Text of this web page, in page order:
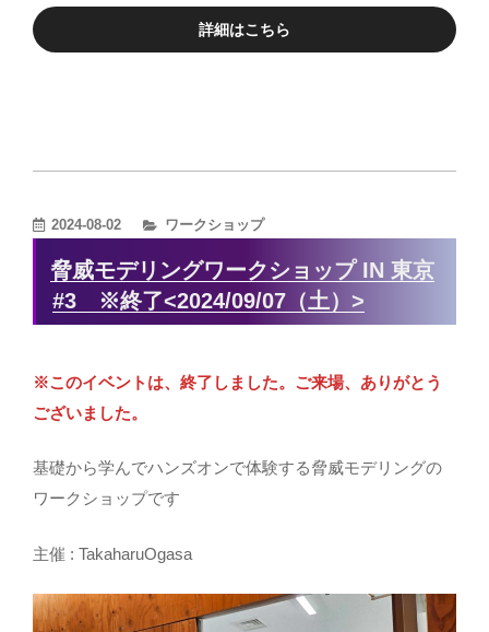
詳細はこちら
2024-08-02
カ
ゴ
リ
ー
ワークショップ
脅威モデリングワークショップ IN 東京
#3 ※終了<2024/09/07（土）>
※このイベントは、終了しました。ご来場、ありがとう
ございました。
基礎から学んでハンズオンで体験する脅威モデリングの
ワークショップです
主催 : TakaharuOgasa